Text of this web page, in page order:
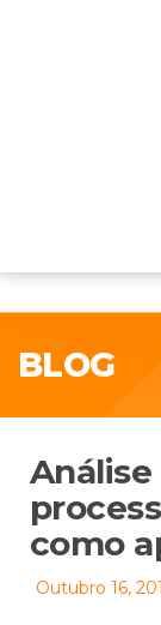
BLOG
Análise
como
Outubro 16,